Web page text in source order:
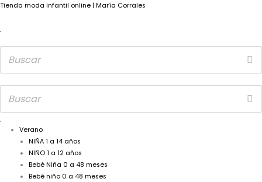
Tienda moda infantil online | María Corrales
Verano
NIÑA 1 a 14 años
NIÑO 1 a 12 años
Bebé Niña 0 a 48 meses
Bebé niño 0 a 48 meses